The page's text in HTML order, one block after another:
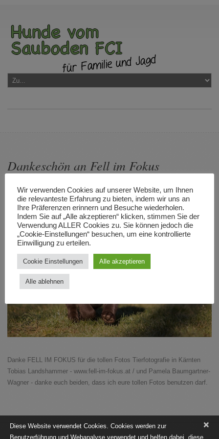
Dankeschön an Fell im Fokus
Danke FELL IM FOKUS für die tollen Fotos Tierfotografie in Kärnten
Tobias Landshammer - www.fell-im-fokus.at / und Pamela Baumgartner-
Wagner - danke euch beiden, dass ich eure tollen Fotos benutzen darf.
Wir verwenden Cookies auf unserer Website, um Ihnen
die relevanteste Erfahrung zu bieten, indem wir uns an
Ihre Präferenzen erinnern und Besuche wiederholen.
Indem Sie auf „Alle akzeptieren“ klicken, stimmen Sie der
Verwendung ALLER Cookies zu. Sie können jedoch die
„Cookie-Einstellungen“ besuchen, um eine kontrollierte
Einwilligung zu erteilen.
Cookie Einstellungen Alle akzeptieren
Alle ablehnen
×
Diese Website verwendet Cookies. Cookies werden zur
Benutzerführung und Webanalyse verwendet und helfen dabei, diese